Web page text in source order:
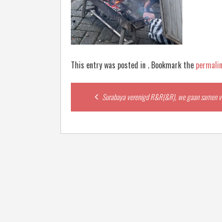
This entry was posted in . Bookmark the
Post
navigation
Surabaya verenigd R&R(&R), we gaan samen